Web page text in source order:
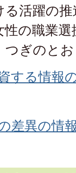
活躍の
性の職業
つぎのと
する情報
差異の情